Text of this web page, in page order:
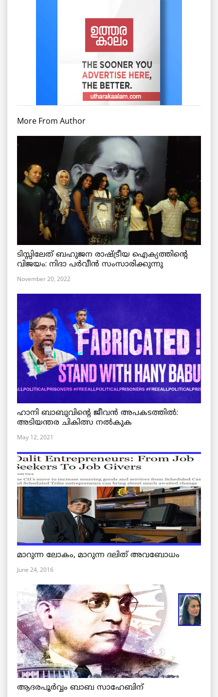
More From Author
ടിസ്സിലേത് ബഹുജന രാഷ്ട്രീയ ഐക്യത്തിന്റെ
വിജയം: നിദാ പർവീൻ സംസാരിക്കുന്നു
November 20, 2022
ഹാനി ബാബുവിന്റെ ജീവൻ അപകടത്തിൽ:
അടിയന്തര ചികിത്സ നൽകുക
May 12, 2021
മാറുന്ന ലോകം, മാറുന്ന ദലിത് അവബോധം
June 24, 2016
ആദരപൂര്‍വ്വം ബാബ സാഹേബിന്